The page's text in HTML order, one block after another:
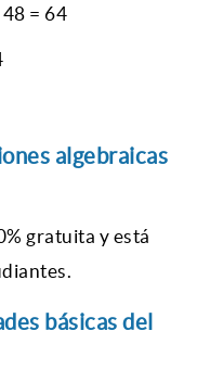
48 = 64
algebraicas
gratuita y está
básicas del